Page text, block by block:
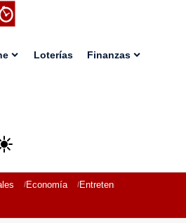
Loterías Finanzas
Economía Entretenimiento